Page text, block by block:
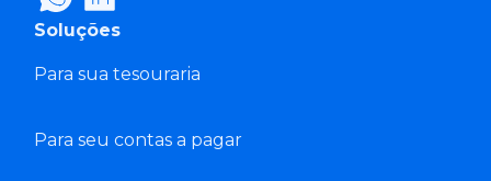
Soluções
Para sua tesouraria
Para seu contas a pagar